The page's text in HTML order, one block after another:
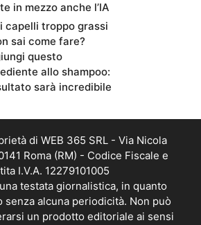
in mezzo anche l’IA
capelli troppo grassi
sai come fare?
questo
allo shampoo:
sarà incredibile
di WEB 365 SRL - Via Nicola
Roma (RM) - Codice Fiscale e
I.V.A. 12279101005
testata giornalistica, in quanto
senza alcuna periodicità. Non può
un prodotto editoriale ai sensi